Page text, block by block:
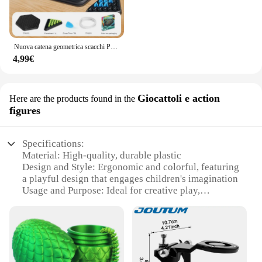
Nuova catena geometrica scacchi Puzzle triangolo scacchi gioco da tavolo elastico formazione interazione familiare esercizio pensiero giocattoli regali
4,99€
Here are the products found in the Giocattoli e action
figures
Specifications:
Material: High-quality, durable plastic
Design and Style: Ergonomic and colorful, featuring
a playful design that engages children's imagination
Usage and Purpose: Ideal for creative play,
Shape or Size or Weight or Quantity: Generously
sized to accommodate multiple figures and
accessories
Performance and Property: Sturdy construction